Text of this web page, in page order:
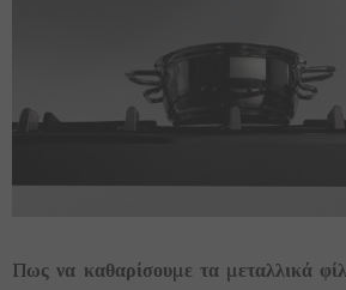
Πως να καθαρίσουμε τα μεταλλικά